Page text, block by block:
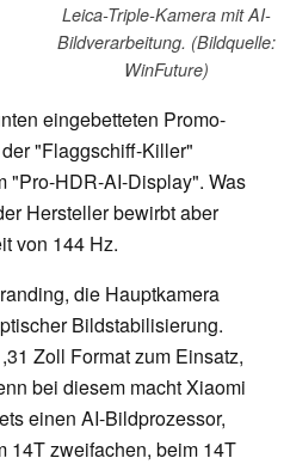
Leica-Triple-Kamera mit AI-
Bildverarbeitung. (Bildquelle:
WinFuture)
eingebetteten Promo-
"Flaggschiff-Killer"
"Pro-HDR-AI-Display". Was
Hersteller bewirbt aber
von 144 Hz.
die Hauptkamera
Bildstabilisierung.
Zoll Format zum Einsatz,
bei diesem macht Xiaomi
einen AI-Bildprozessor,
14T zweifachen, beim 14T